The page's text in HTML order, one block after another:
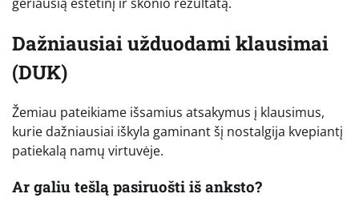
Dažniausiai užduodami klausimai
(DUK)
Žemiau pateikiame išsamius atsakymus į klausimus,
kurie dažniausiai iškyla gaminant šį nostalgija kvepiantį
patiekalą namų virtuvėje.
Ar galiu tešlą pasiruošti iš anksto?